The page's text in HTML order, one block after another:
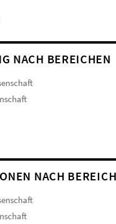
NACH BEREICHEN
NACH